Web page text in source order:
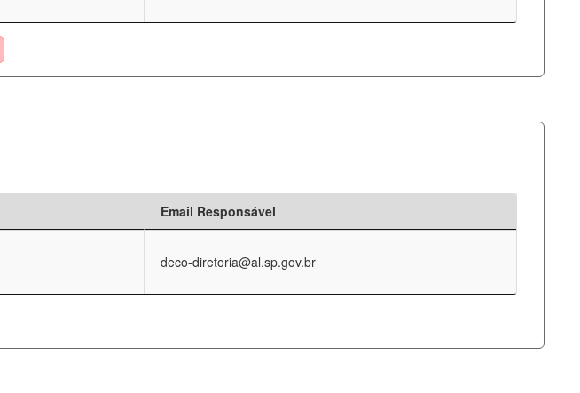
Email Responsável
deco-diretoria@al.sp.gov.br